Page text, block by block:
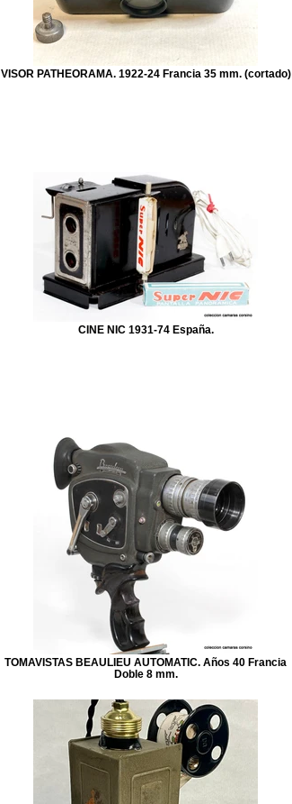
VISOR PATHEORAMA. 1922-24 Francia 35 mm. (cortado)
CINE NIC 1931-74 España.
TOMAVISTAS BEAULIEU AUTOMATIC. Años 40 Francia
Doble 8 mm.